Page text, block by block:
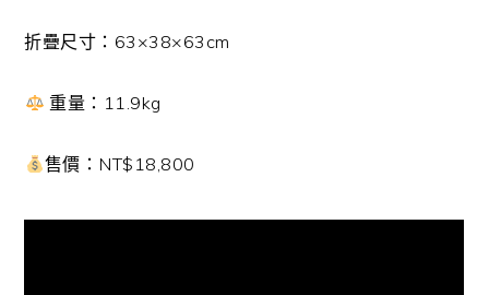
折疊尺寸：63×38×63cm
重量：11.9kg
售價：NT$18,800